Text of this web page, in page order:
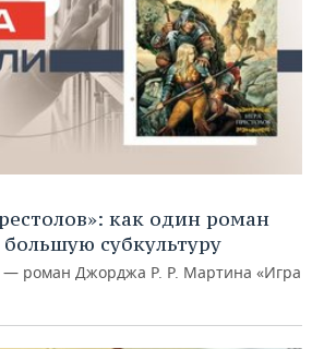
как один роман
субкультуру
— роман Джорджа Р. Р. Мартина «Игра